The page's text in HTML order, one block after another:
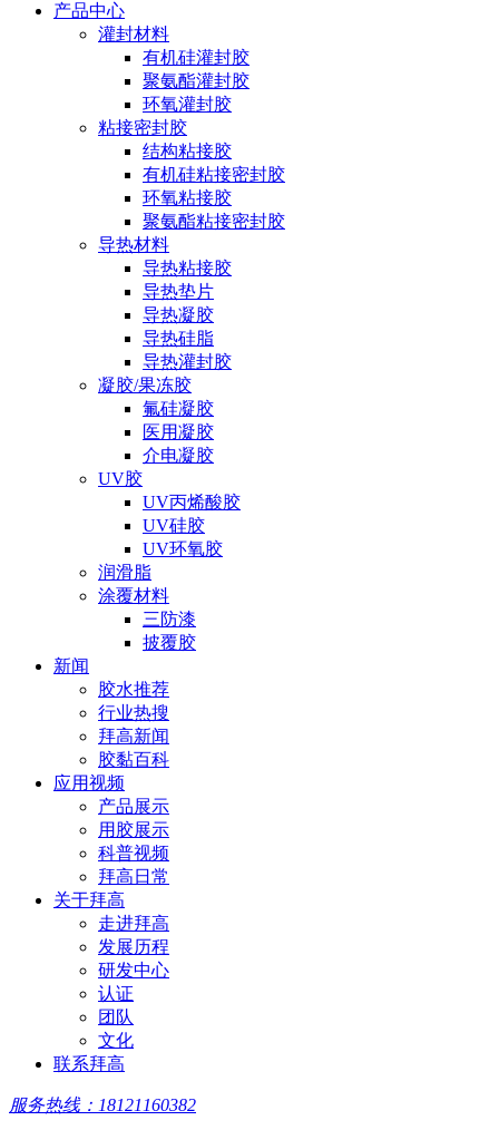
产品中心
灌封材料
有机硅灌封胶
聚氨酯灌封胶
环氧灌封胶
粘接密封胶
结构粘接胶
有机硅粘接密封胶
环氧粘接胶
聚氨酯粘接密封胶
导热材料
导热粘接胶
导热垫片
导热凝胶
导热硅脂
导热灌封胶
凝胶/果冻胶
氟硅凝胶
医用凝胶
介电凝胶
UV胶
UV丙烯酸胶
UV硅胶
UV环氧胶
润滑脂
涂覆材料
三防漆
披覆胶
新闻
胶水推荐
行业热搜
拜高新闻
胶黏百科
应用视频
产品展示
用胶展示
科普视频
拜高日常
关于拜高
走进拜高
发展历程
研发中心
认证
团队
文化
联系拜高
服务热线：18121160382